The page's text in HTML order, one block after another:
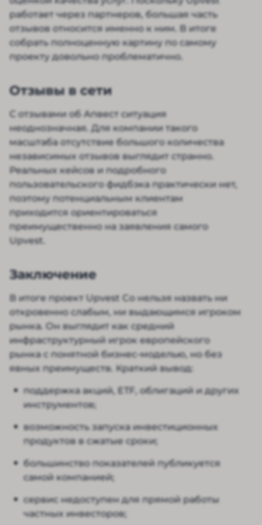
работает через партнеров, большая часть
отзывов относится именно к ним. В итоге
собрать полноценную картину по самому
проекту довольно проблематично.
Отзывы в сети
С отзывами об Апвест ситуация
неоднозначная. Для компании такого
масштаба отсутствие большого количества
независимых отзывов выглядит странно.
Реальных кейсов и подробного
пользовательского фидбэка практически нет,
поэтому потенциальным клиентам
приходится ориентироваться
преимущественно на заявления самого
Upvest.
Заключение
В итоге проект Upvest Co нельзя назвать ни
откровенно слабым, ни выдающимся игроком
рынка. Он выглядит как средний
инфраструктурный игрок европейского
рынка с понятной бизнес-моделью, но без
явных преимуществ. Краткий вывод:
поддержка акций, ETF, облигаций и других
инструментов;
возможность запуска инвестиционных
продуктов в сжатые сроки;
большинство показателей публикуется
самой компанией;
сервис недоступен для прямой работы
частных инвесторов;